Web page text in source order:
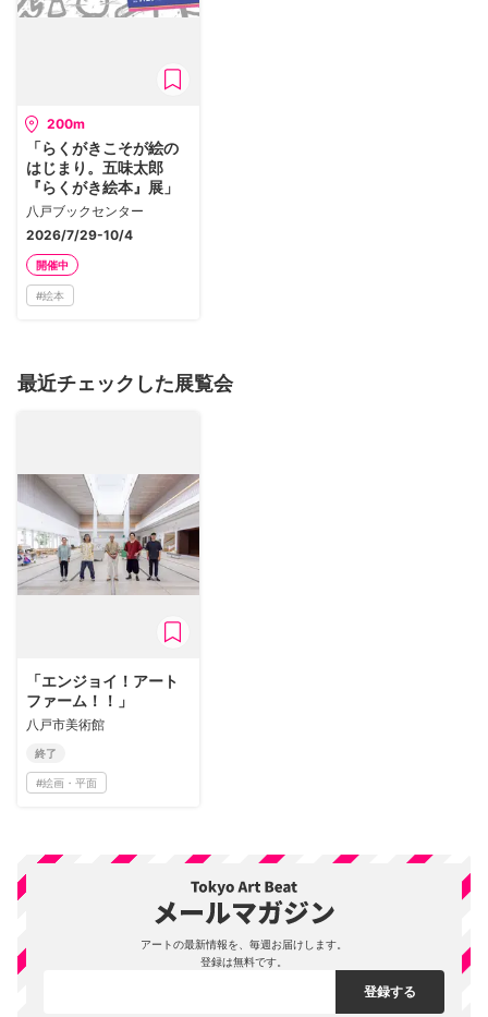
200m
「らくがきこそが絵の
はじまり。五味太郎
『らくがき絵本』展」
八戸ブックセンター
2026/7/29-10/4
開催中
#絵本
最近チェックした展覧会
「エンジョイ！アート
ファーム！！」
八戸市美術館
終了
#絵画・平面
アートの最新情報を、毎週お届けします。
登録は無料です。